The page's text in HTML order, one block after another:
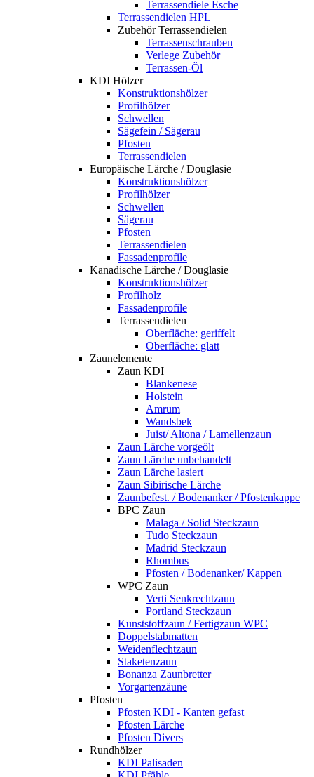
Terrassendiele Esche
Terrassendielen HPL
Zubehör Terrassendielen
Terrassenschrauben
Verlege Zubehör
Terrassen-Öl
KDI Hölzer
Konstruktionshölzer
Profilhölzer
Schwellen
Sägefein / Sägerau
Pfosten
Terrassendielen
Europäische Lärche / Douglasie
Konstruktionshölzer
Profilhölzer
Schwellen
Sägerau
Pfosten
Terrassendielen
Fassadenprofile
Kanadische Lärche / Douglasie
Konstruktionshölzer
Profilholz
Fassadenprofile
Terrassendielen
Oberfläche: geriffelt
Oberfläche: glatt
Zaunelemente
Zaun KDI
Blankenese
Holstein
Amrum
Wandsbek
Juist/ Altona / Lamellenzaun
Zaun Lärche vorgeölt
Zaun Lärche unbehandelt
Zaun Lärche lasiert
Zaun Sibirische Lärche
Zaunbefest. / Bodenanker / Pfostenkappe
BPC Zaun
Malaga / Solid Steckzaun
Tudo Steckzaun
Madrid Steckzaun
Rhombus
Pfosten / Bodenanker/ Kappen
WPC Zaun
Verti Senkrechtzaun
Portland Steckzaun
Kunststoffzaun / Fertigzaun WPC
Doppelstabmatten
Weidenflechtzaun
Staketenzaun
Bonanza Zaunbretter
Vorgartenzäune
Pfosten
Pfosten KDI - Kanten gefast
Pfosten Lärche
Pfosten Divers
Rundhölzer
KDI Palisaden